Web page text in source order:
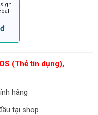
(Thẻ tín dụng),
hãng
tại shop